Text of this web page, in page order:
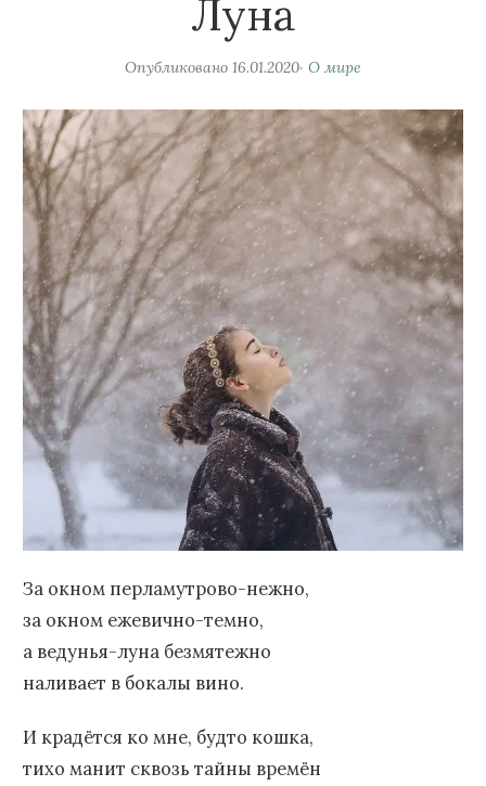
Луна
Опубликовано 16.01.2020 О мире
За окном перламутрово-нежно,
за окном ежевично-темно,
а ведунья-луна безмятежно
наливает в бокалы вино.
И крадётся ко мне, будто кошка,
тихо манит сквозь тайны времён